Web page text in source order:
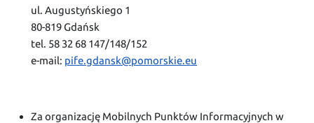
ul. Augustyńskiego 1
80-819 Gdańsk
tel. 58 32 68 147/148/152
e-mail: pife.gdansk@pomorskie.eu
Za organizację Mobilnych Punktów Informacyjnych w